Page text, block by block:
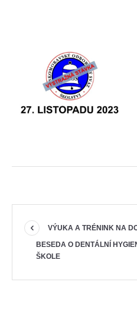
VÝUKA A TRÉNINK NA
BESEDA O DENTÁLNÍ
ŠKOLE